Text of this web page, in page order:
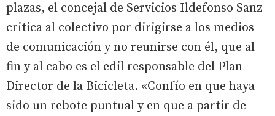
plazas, el concejal de Servicios Ildefonso Sanz
critica al colectivo por dirigirse a los medios
de comunicación y no reunirse con él, que al
fin y al cabo es el edil responsable del Plan
Director de la Bicicleta. «Confío en que haya
sido un rebote puntual y en que a partir de